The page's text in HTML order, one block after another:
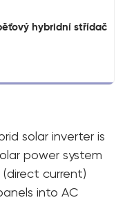
hybridní střídač
solar inverter is
power system
current)
into AC